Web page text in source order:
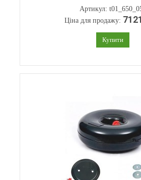
Артикул:
Ціна для продажу:
Купити